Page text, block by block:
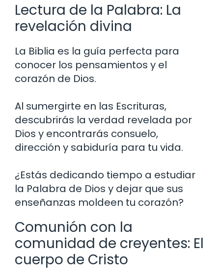
Lectura de la Palabra: La
revelación divina
La Biblia es la guía perfecta para
conocer los pensamientos y el
corazón de Dios.
Al sumergirte en las Escrituras,
descubrirás la verdad revelada por
Dios y encontrarás consuelo,
dirección y sabiduría para tu vida.
¿Estás dedicando tiempo a estudiar
la Palabra de Dios y dejar que sus
enseñanzas moldeen tu corazón?
Comunión con la
comunidad de creyentes: El
cuerpo de Cristo